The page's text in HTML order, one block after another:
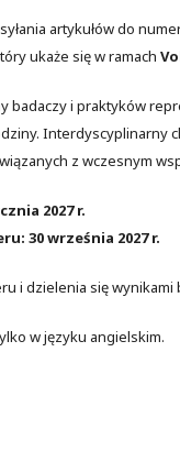
artykułów do
ukaże się w ramach
badaczy i praktyków
Interdyscyplinarny
z wczesnym
2027 r.
30 września 2027 r.
i dzielenia się
w języku angielskim.